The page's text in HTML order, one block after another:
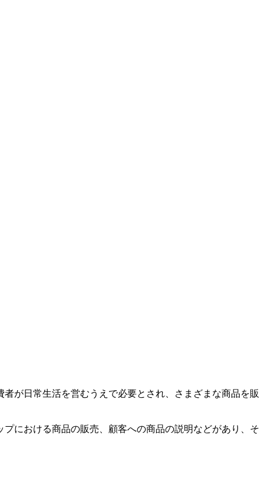
が日常生活を営むうえで必要とされ、さまざまな商品を販
における商品の販売、顧客への商品の説明などがあり、そ